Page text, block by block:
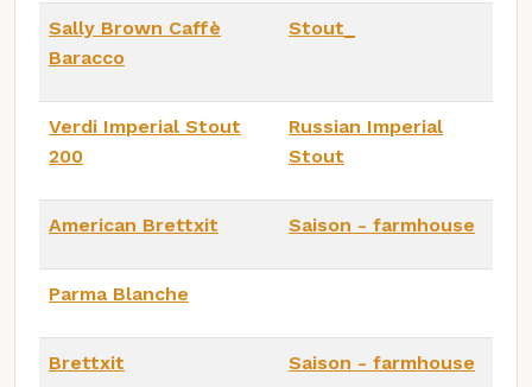
Sally Brown Caffè
Baracco
Stout_
Verdi Imperial Stout
200
Russian Imperial
Stout
American Brettxit Saison - farmhouse
Parma Blanche
Brettxit Saison - farmhouse